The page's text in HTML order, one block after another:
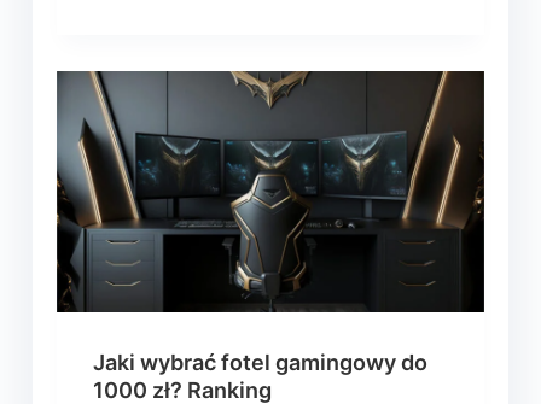
Jaki wybrać fotel gamingowy do
1000 zł? Ranking